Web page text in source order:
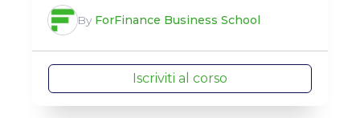
By ForFinance Business School
Iscriviti al corso